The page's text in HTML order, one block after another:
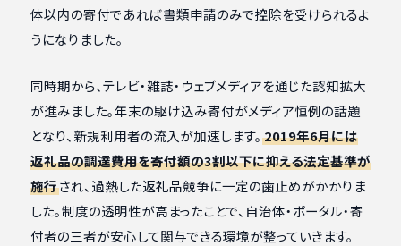
体以内の寄付であれば書類申請のみで控除を受けられるよ
うになりました。
同時期から、テレビ・雑誌・ウェブメディアを通じた認知拡大
が進みました。年末の駆け込み寄付がメディア恒例の話題
となり、新規利用者の流入が加速します。 2019年6月には
返礼品の調達費用を寄付額の3割以下に抑える法定基準が
施行され、過熱した返礼品競争に一定の歯止めがかかりま
した。制度の透明性が高まったことで、自治体・ポータル・寄
付者の三者が安心して関与できる環境が整っていきます。